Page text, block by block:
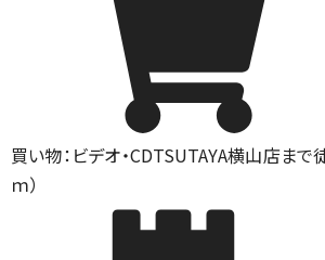
買い物：ビデオ・CDTSUTAYA横山店まで
ｍ）